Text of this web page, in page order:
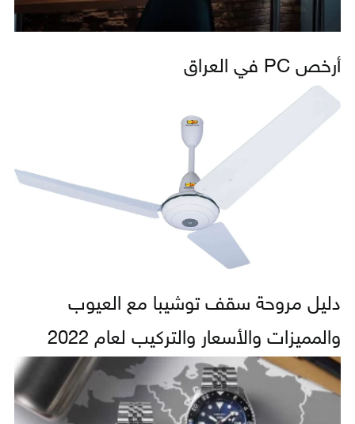
أرخص PC في العراق
دليل مروحة سقف توشيبا مع العيوب
والمميزات والأسعار والتركيب لعام 2022